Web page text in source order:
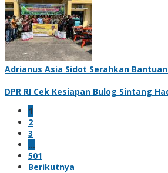
Adrianus Asia Sidot Serahkan
DPR RI Cek Kesiapan Bulog Sintang
1
2
3
…
501
Berikutnya